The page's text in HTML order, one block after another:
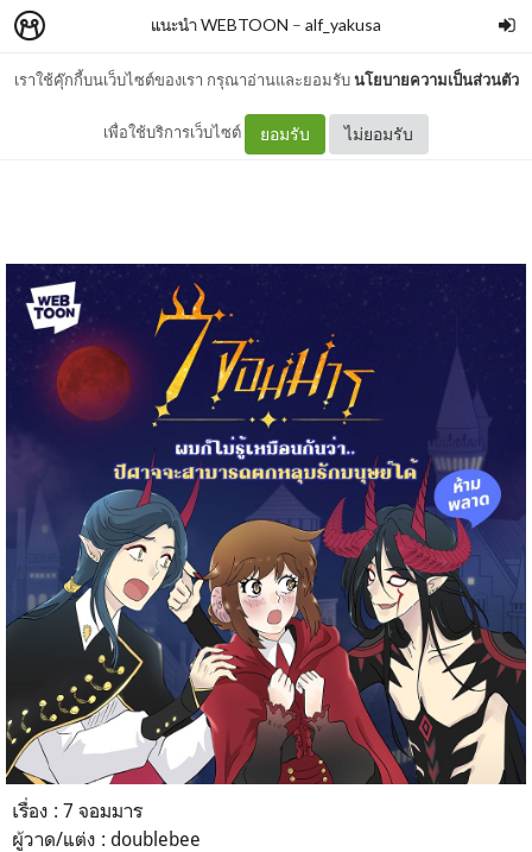
เราใช้คุ๊กกี้บนเว็บไซต์ของเรา กรุณาอ่านและยอมรับนโยบายความเป็นส่วนตัว
เพื่อใช้บริการเว็บไซต์ ยอมรับ ไม่ยอมรับ
แนะนำ WEBTOON – alf_yakusa
7 จอมมาร - doublebee ⭐
เรื่อง : 7 จอมมาร
ผู้วาด/แต่ง : doublebee